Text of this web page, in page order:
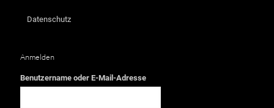
Datenschutz
Anmelden
Benutzername oder E-Mail-Adresse